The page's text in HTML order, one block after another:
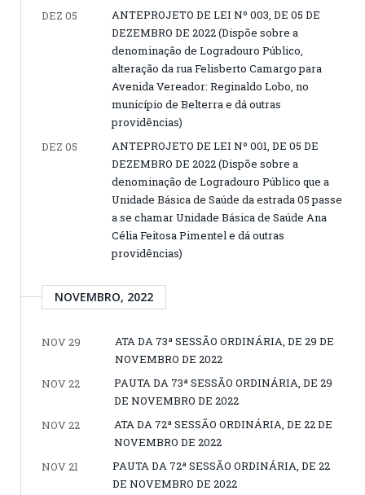
DEZ 05
ANTEPROJETO DE LEI Nº 003, DE 05 DE
DEZEMBRO DE 2022 (Dispõe sobre a
denominação de Logradouro Público,
alteração da rua Felisberto Camargo para
Avenida Vereador: Reginaldo Lobo, no
município de Belterra e dá outras
providências)
DEZ 05
ANTEPROJETO DE LEI Nº 001, DE 05 DE
DEZEMBRO DE 2022 (Dispõe sobre a
denominação de Logradouro Público que a
Unidade Básica de Saúde da estrada 05 passe
a se chamar Unidade Básica de Saúde Ana
Célia Feitosa Pimentel e dá outras
providências)
NOVEMBRO, 2022
NOV 29
ATA DA 73ª SESSÃO ORDINÁRIA, DE 29 DE
NOVEMBRO DE 2022
NOV 22
PAUTA DA 73ª SESSÃO ORDINÁRIA, DE 29
DE NOVEMBRO DE 2022
NOV 22
ATA DA 72ª SESSÃO ORDINÁRIA, DE 22 DE
NOVEMBRO DE 2022
NOV 21
PAUTA DA 72ª SESSÃO ORDINÁRIA, DE 22
DE NOVEMBRO DE 2022